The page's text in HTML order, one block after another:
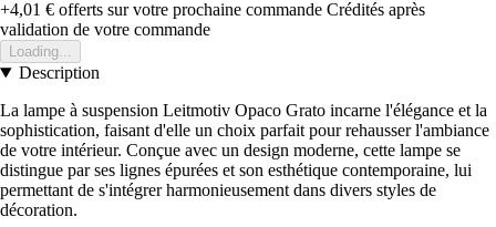
+4,01 € offerts sur votre prochaine commande Crédités après
validation de votre commande
Loading...
Description
La lampe à suspension Leitmotiv Opaco Grato incarne l'élégance et la
sophistication, faisant d'elle un choix parfait pour rehausser l'ambiance
de votre intérieur. Conçue avec un design moderne, cette lampe se
distingue par ses lignes épurées et son esthétique contemporaine, lui
permettant de s'intégrer harmonieusement dans divers styles de
décoration.